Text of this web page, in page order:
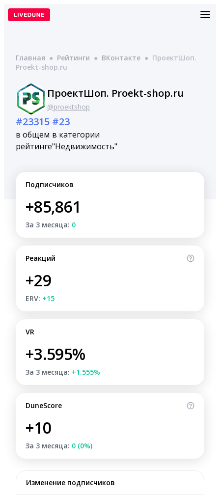
Перейти
Главная ● Рейтинги ● ВКонтакте ● ПроектШоп.
Proekt-shop.ru
ПроектШоп. Proekt-shop.ru
@proektshop
#23315
в общем
рейтинге
#23
в категории
"Недвижимость"
Подписчиков
+85,861
За 3 месяца: 0
Реакций
+29
ERV: +15
VR
+3.595%
За 3 месяца: +1.555%
DuneScore
+10
За 3 месяца: 0 (0%)
Изменение подписчиков